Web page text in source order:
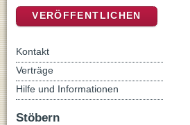
VERÖFFENTLICHEN
Kontakt
Verträge
Hilfe und Informationen
Stöbern